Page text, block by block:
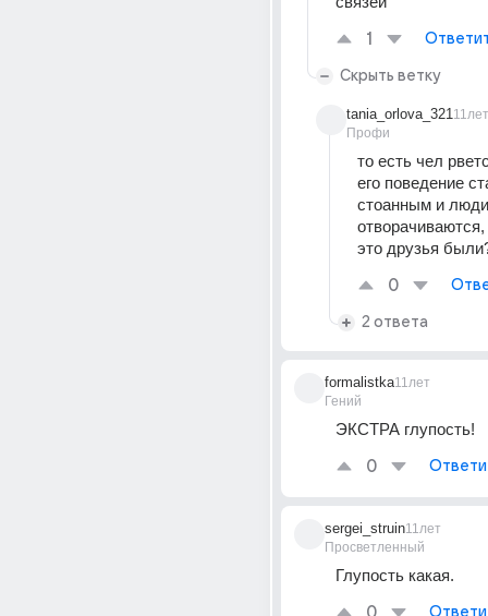
1
Скрыть ветку
tania_orlova_321
Профи
11лет
то есть чел
его поведение
стоанным и люди
это друзья
0
2 ответа
formalistka
Гений
11лет
ЭКСТРА глупость!
0
sergei_struin
Просветленный
11лет
Глупость какая.